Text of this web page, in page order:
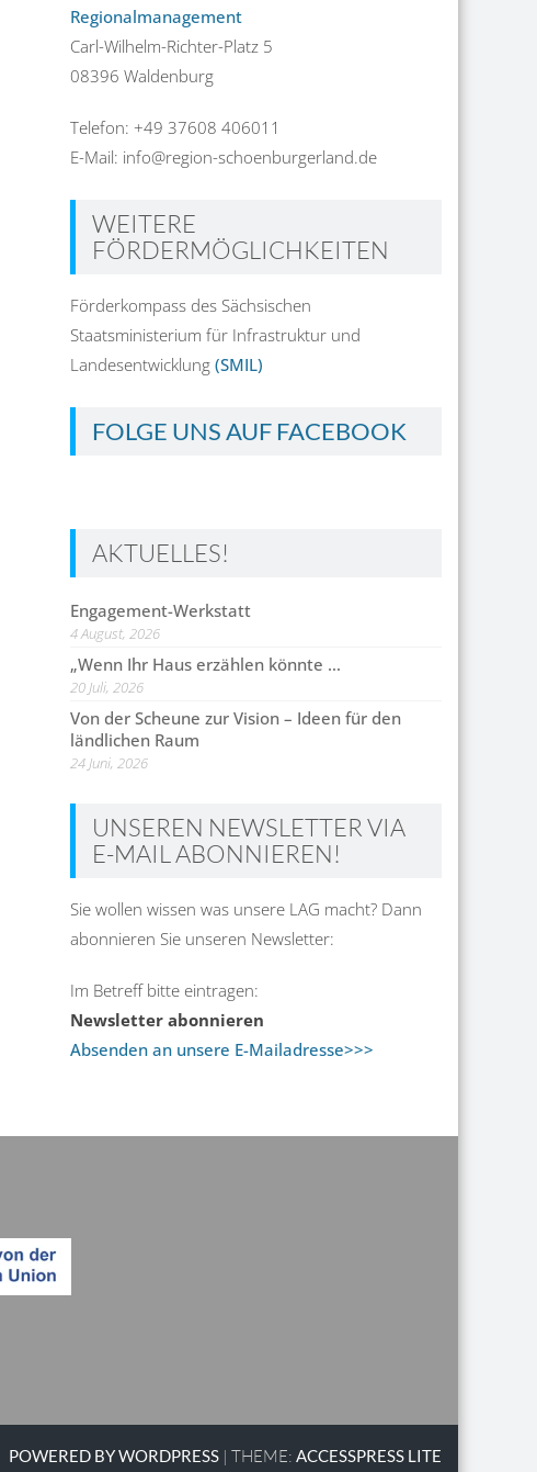
Regionalmanagement
Carl-Wilhelm-Richter-Platz 5
08396 Waldenburg
Telefon: +49 37608 406011
E-Mail: info@region-schoenburgerland.de
WEITERE
FÖRDERMÖGLICHKEITEN
Förderkompass des Sächsischen
Staatsministerium für Infrastruktur und
Landesentwicklung (SMIL)
FOLGE UNS AUF FACEBOOK
AKTUELLES!
Engagement-Werkstatt
4 August, 2026
„Wenn Ihr Haus erzählen könnte …
20 Juli, 2026
Von der Scheune zur Vision – Ideen für den
ländlichen Raum
24 Juni, 2026
UNSEREN NEWSLETTER VIA
E-MAIL ABONNIEREN!
Sie wollen wissen was unsere LAG macht? Dann
abonnieren Sie unseren Newsletter:
Im Betreff bitte eintragen:
Newsletter abonnieren
Absenden an unsere E-Mailadresse>>>
POWERED BY WORDPRESS | THEME: ACCESSPRESS LITE